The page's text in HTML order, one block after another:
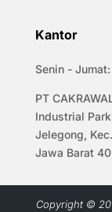
Kantor
Senin -
PT
Industrial
Jelegong,
Jawa Barat
Copyright ©